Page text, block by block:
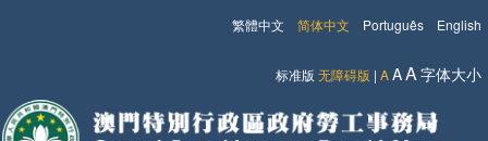
English
Português
简体中文
繁體中文
标准版 无障碍版 | AAA字体大小